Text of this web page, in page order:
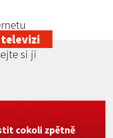
si ji
cokoli zpětně